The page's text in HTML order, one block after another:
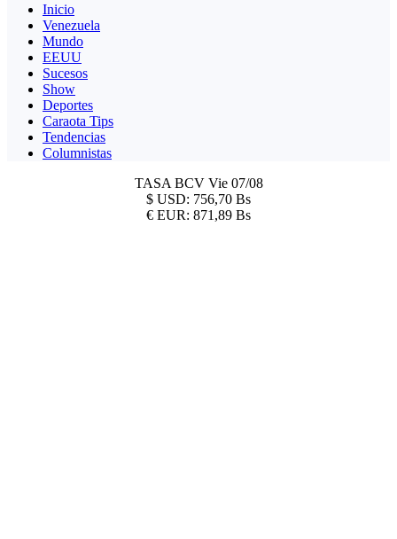
Inicio
Venezuela
Mundo
EEUU
Sucesos
Show
Deportes
Caraota Tips
Tendencias
Columnistas
TASA BCV Vie 07/08
$ USD: 756,70 Bs
€ EUR: 871,89 Bs